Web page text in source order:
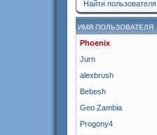
Найти пользователя
ИМЯ ПОЛЬЗОВАТЕЛЯ
Phoenix
Jurn
alexbrush
Bebesh
Geo Zambia
Progony4